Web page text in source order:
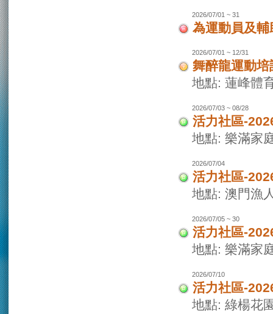
2026/07/01 ~ 31
為運動員及
2026/07/01 ~ 12/31
舞醉龍運動培
地點: 蓮峰體
2026/07/03 ~ 08/28
活力社區-
地點: 樂滿家
2026/07/04
活力社區-
地點: 澳門漁
2026/07/05 ~ 30
活力社區-
地點: 樂滿家
2026/07/10
活力社區-
地點: 綠楊花